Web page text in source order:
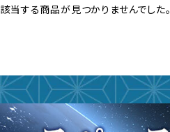
該当する商品が見つかりませんでした。